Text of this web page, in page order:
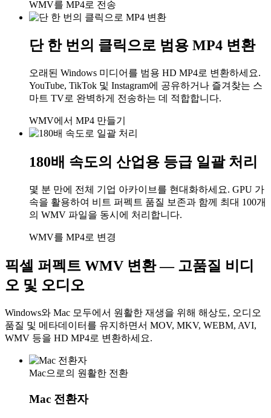
WMV를 MP4로 전송
단 한 번의 클릭으로 범용 MP4 변환
오래된 Windows 미디어를 범용 HD MP4로 변환하세요.
YouTube, TikTok 및 Instagram에 공유하거나 즐겨찾는 스
마트 TV로 완벽하게 전송하는 데 적합합니다.
WMV에서 MP4 만들기
180배 속도의 산업용 등급 일괄 처리
몇 분 만에 전체 기업 아카이브를 현대화하세요. GPU 가
속을 활용하여 비트 퍼펙트 품질 보존과 함께 최대 100개
의 WMV 파일을 동시에 처리합니다.
WMV를 MP4로 변경
픽셀 퍼펙트 WMV 변환 — 고품질 비디
오 및 오디오
Windows와 Mac 모두에서 원활한 재생을 위해 해상도, 오디오
품질 및 메타데이터를 유지하면서 MOV, MKV, WEBM, AVI,
WMV 등을 HD MP4로 변환하세요.
Mac으로의 원활한 전환
Mac 전환자